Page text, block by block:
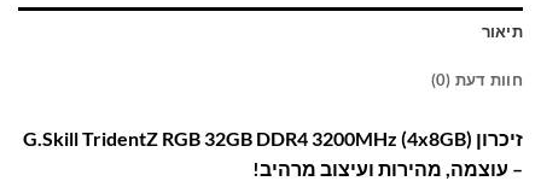
תיאור
חוות דעת (0)
זיכרון G.Skill TridentZ RGB 32GB DDR4 3200MHz (4x8GB)
– עוצמה, מהירות ועיצוב מרהיב!